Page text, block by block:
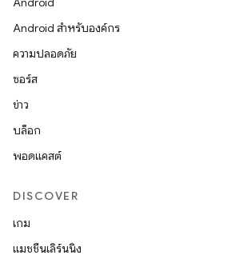
Android สำหรับองค์กร
ความปลอดภัย
ซอร์ส
ข่าว
บล็อก
พอดแคสต์
DISCOVER
เกม
แมชชีนเลิร์นนิง